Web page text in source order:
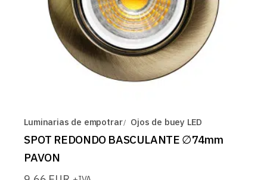
Luminarias de empotrar Ojos de buey LED
SPOT REDONDO BASCULANTE ∅74mm
PAVON